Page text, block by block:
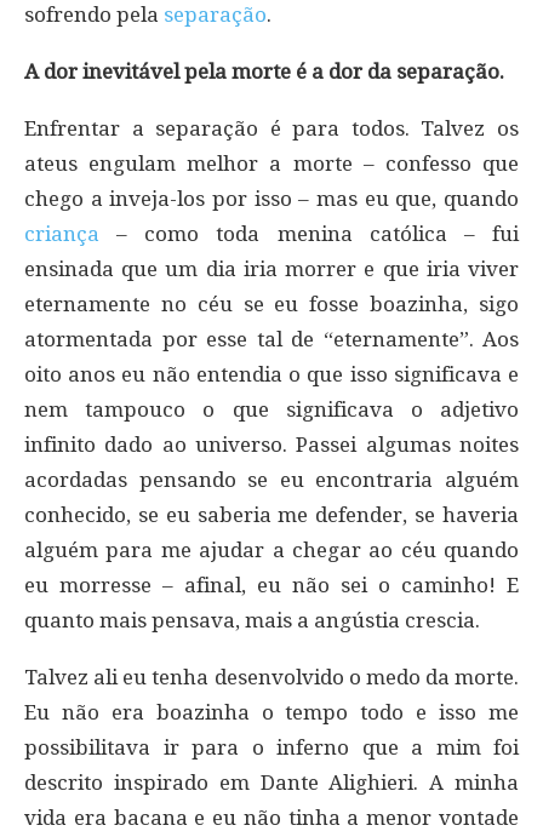
sofrendo pela separação.
A dor inevitável pela morte é a dor da separação.
Enfrentar a separação é para todos. Talvez os
ateus engulam melhor a morte – confesso que
chego a inveja-los por isso – mas eu que, quando
criança – como toda menina católica – fui
ensinada que um dia iria morrer e que iria viver
eternamente no céu se eu fosse boazinha, sigo
atormentada por esse tal de “eternamente”. Aos
oito anos eu não entendia o que isso significava e
nem tampouco o que significava o adjetivo
infinito dado ao universo. Passei algumas noites
acordadas pensando se eu encontraria alguém
conhecido, se eu saberia me defender, se haveria
alguém para me ajudar a chegar ao céu quando
eu morresse – afinal, eu não sei o caminho! E
quanto mais pensava, mais a angústia crescia.
Talvez ali eu tenha desenvolvido o medo da morte.
Eu não era boazinha o tempo todo e isso me
possibilitava ir para o inferno que a mim foi
descrito inspirado em Dante Alighieri. A minha
vida era bacana e eu não tinha a menor vontade